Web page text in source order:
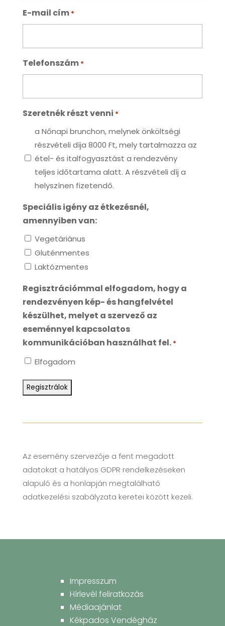
E-mail cím *
Telefonszám *
Szeretnék részt venni *
a Nőnapi brunchon, melynek önköltségi
részvételi díja 8000 Ft, mely tartalmazza az
étel- és italfogyasztást a rendezvény
teljes időtartama alatt. A részvételi díj a
helyszínen fizetendő.
Speciális igény az étkezésnél,
amennyiben van:
Vegetáriánus
Gluténmentes
Laktózmentes
Regisztrációmmal elfogadom, hogy a
rendezvényen kép- és hangfelvétel
készülhet, melyet a szervező az
eseménnyel kapcsolatos
kommunikációban használhat fel. *
Elfogadom
Az esemény szervezője a fent megadott
adatokat a hatályos GDPR rendelkezéseken
alapuló és a honlapján megtalálható
adatkezelési szabályzata keretei között kezeli.
Impresszum
Hírlevél feliratkozás
Médiaajánlat
Kékpados Vendégház